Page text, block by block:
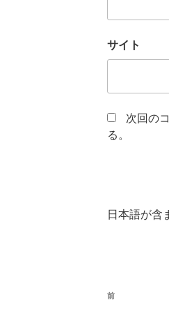
サイト
次回の
る。
日本語が含
投
前
前